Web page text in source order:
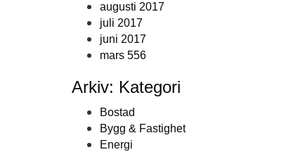
augusti 2017
juli 2017
juni 2017
mars 556
Arkiv: Kategori
Bostad
Bygg & Fastighet
Energi